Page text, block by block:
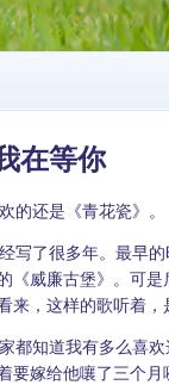
在等你
还是《青花瓷》。
了很多年。最早
《威廉古堡》。可
来，这样的歌听着，
知道我有多么喜欢
要嫁给他嚷了三个月